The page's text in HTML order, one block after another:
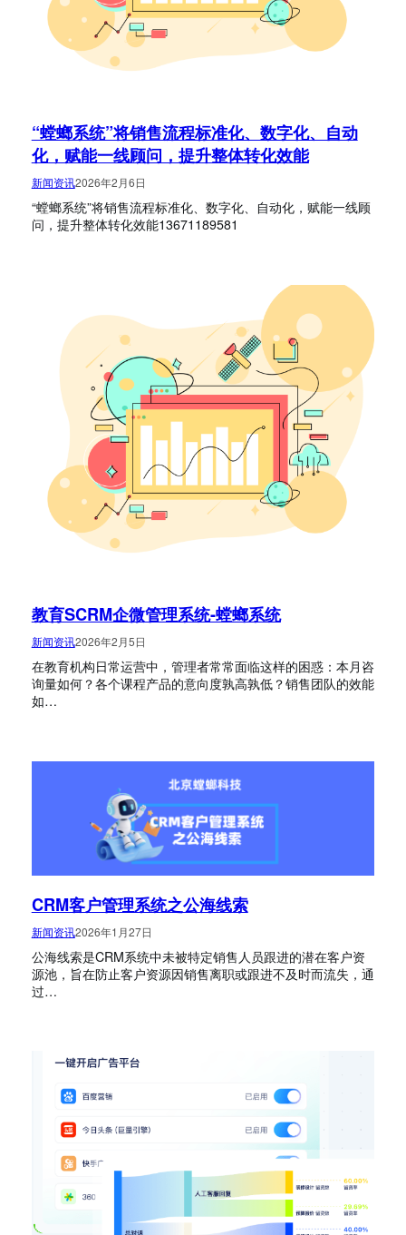
“螳螂系统”将销售流程标准化、数字化、自动
化，赋能一线顾问，提升整体转化效能
新闻资讯2026年2月6日
“螳螂系统”将销售流程标准化、数字化、自动化，赋能一线顾
问，提升整体转化效能13671189581
教育SCRM企微管理系统-螳螂系统
新闻资讯2026年2月5日
在教育机构日常运营中，管理者常常面临这样的困惑：本月咨
询量如何？各个课程产品的意向度孰高孰低？销售团队的效能
如…
CRM客户管理系统之公海线索
新闻资讯2026年1月27日
公海线索是CRM系统中未被特定销售人员跟进的潜在客户资
源池，旨在防止客户资源因销售离职或跟进不及时而流失，通
过…